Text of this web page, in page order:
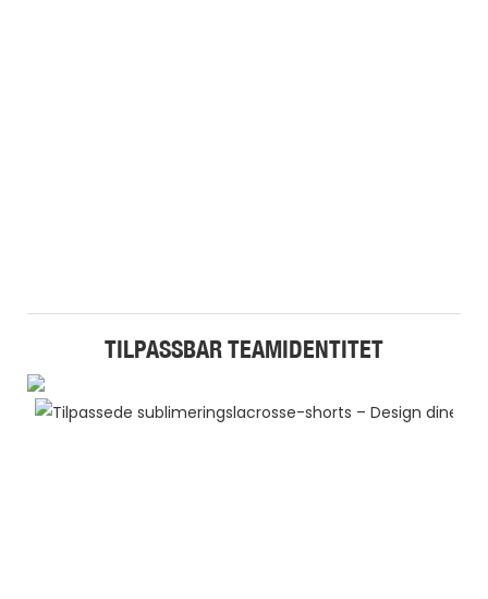
TILPASSBAR TEAMIDENTITET